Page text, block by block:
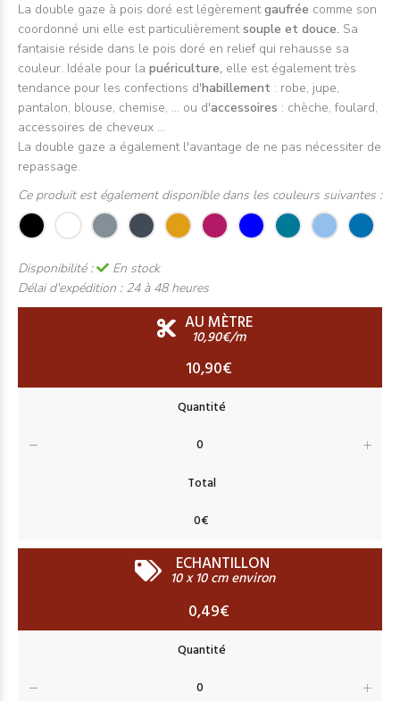
La double gaze à pois doré est légèrementgaufrée comme son
coordonné uni elle est particulièrementsouple et douce. Sa
fantaisie réside dans le pois doré en relief qui rehausse sa
couleur. Idéale pour la puériculture, elle est également très
tendance pour les confections d'habillement : robe, jupe,
pantalon, blouse, chemise, ... ou d'accessoires : chèche, foulard,
accessoires de cheveux ...
La double gaze a également l'avantage de ne pas nécessiter de
repassage.
Ce produit est également disponible dans les couleurs suivantes :
Disponibilité :
En stock
Délai d'expédition : 24 à 48 heures
AU MÈTRE
10,90€/m
10,90€
ECHANTILLON
10 x 10 cm environ
0,49€